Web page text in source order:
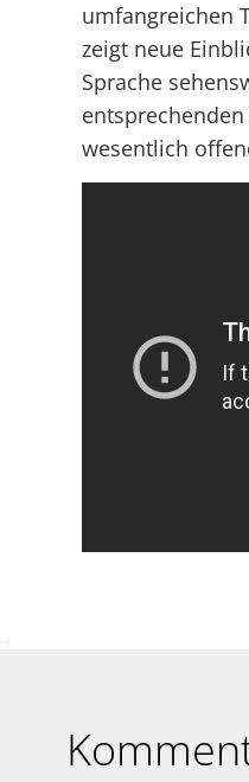
umfangreichen
zeigt neue
Sprache
wesentlich